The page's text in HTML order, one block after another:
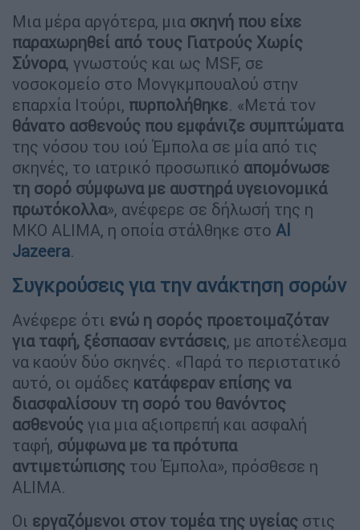
Μια μέρα αργότερα, μια σκηνή που είχε
παραχωρηθεί από τους Γιατρούς Χωρίς
Σύνορα, γνωστούς και ως MSF, σε
νοσοκομείο στο Μονγκμπουαλού στην
επαρχία Ιτούρι, πυρπολήθηκε. «Μετά τον
θάνατο ασθενούς που εμφάνιζε συμπτώματα
της νόσου του ιού Έμπολα σε μία από τις
σκηνές, το ιατρικό προσωπικό απομόνωσε
τη σορό σύμφωνα με αυστηρά υγειονομικά
πρωτόκολλα», ανέφερε σε δήλωσή της η
ΜΚΟ ALIMA, η οποία στάλθηκε στο Al
Jazeera.
Συγκρούσεις για την ανάκτηση σορών
Ανέφερε ότι ενώ η σορός προετοιμαζόταν
για ταφή, ξέσπασαν εντάσεις, με αποτέλεσμα
να καούν δύο σκηνές. «Παρά το περιστατικό
αυτό, οι ομάδες κατάφεραν επίσης να
διασφαλίσουν τη σορό του θανόντος
ασθενούς για μια αξιοπρεπή και ασφαλή
ταφή, σύμφωνα με τα πρότυπα
αντιμετώπισης του Έμπολα», πρόσθεσε η
ALIMA.
Οι εργαζόμενοι στον τομέα της υγείας στις